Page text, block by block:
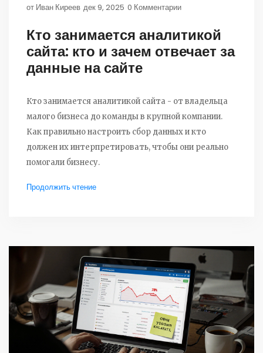
от Иван Киреев дек 9, 2025 0 Комментарии
Кто занимается аналитикой
сайта: кто и зачем отвечает за
данные на сайте
Кто занимается аналитикой сайта - от владельца
малого бизнеса до команды в крупной компании.
Как правильно настроить сбор данных и кто
должен их интерпретировать, чтобы они реально
помогали бизнесу.
Продолжить чтение